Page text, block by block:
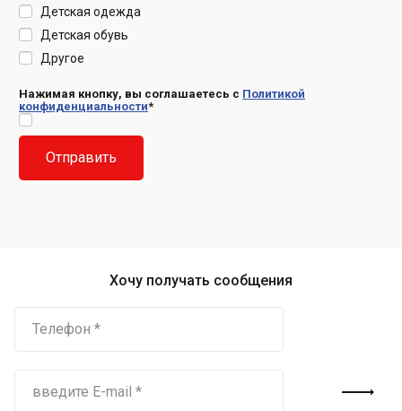
Детская одежда
Детская обувь
Другое
Нажимая кнопку, вы соглашаетесь с Политикой
конфиденциальности*
Хочу получать сообщения